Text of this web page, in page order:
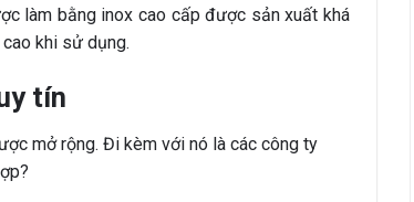
làm bằng inox cao cấp được sản xuất khá
khi sử dụng.
tín
mở rộng. Đi kèm với nó là các công ty